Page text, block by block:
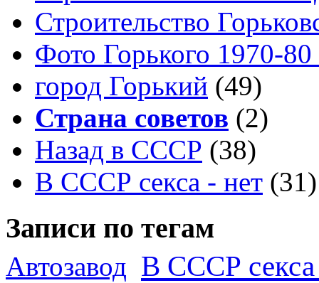
Строительство
Фото Горького 1970-80
город Горький (49)
Страна советов (2)
Назад в СССР (38)
В СССР секса - нет (31)
Записи по тегам
Автозавод В СССР секса